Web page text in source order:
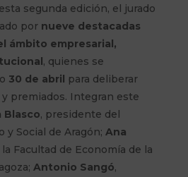
segunda edición, el jurado
por nueve destacadas
ámbito empresarial,
, quienes se
30 de abril para deliberar
premiados. Integran este
Blasco, presidente del
y Social de Aragón; Ana
la Facultad de Economía de la
Antonio Sangó,